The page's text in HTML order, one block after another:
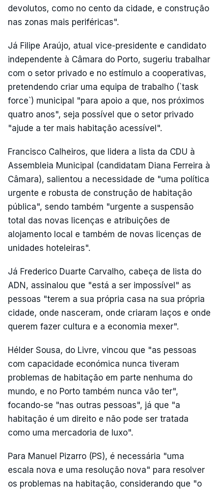
devolutos, como no cento da cidade, e construção
nas zonas mais periféricas".
Já Filipe Araújo, atual vice-presidente e candidato
independente à Câmara do Porto, sugeriu trabalhar
com o setor privado e no estímulo a cooperativas,
pretendendo criar uma equipa de trabalho (`task
force`) municipal "para apoio a que, nos próximos
quatro anos", seja possível que o setor privado
"ajude a ter mais habitação acessível".
Francisco Calheiros, que lidera a lista da CDU à
Assembleia Municipal (candidatam Diana Ferreira à
Câmara), salientou a necessidade de "uma política
urgente e robusta de construção de habitação
pública", sendo também "urgente a suspensão
total das novas licenças e atribuições de
alojamento local e também de novas licenças de
unidades hoteleiras".
Já Frederico Duarte Carvalho, cabeça de lista do
ADN, assinalou que "está a ser impossível" as
pessoas "terem a sua própria casa na sua própria
cidade, onde nasceram, onde criaram laços e onde
querem fazer cultura e a economia mexer".
Hélder Sousa, do Livre, vincou que "as pessoas
com capacidade económica nunca tiveram
problemas de habitação em parte nenhuma do
mundo, e no Porto também nunca vão ter",
focando-se "nas outras pessoas", já que "a
habitação é um direito e não pode ser tratada
como uma mercadoria de luxo".
Para Manuel Pizarro (PS), é necessária "uma
escala nova e uma resolução nova" para resolver
os problemas na habitação, considerando que "o